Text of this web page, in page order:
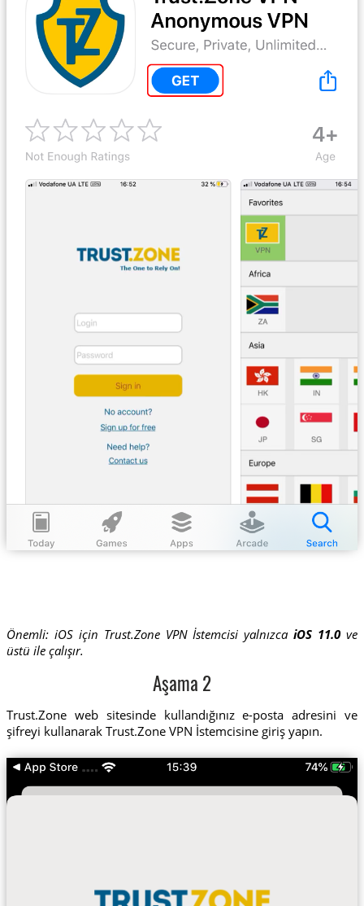
Önemli: iOS için Trust.Zone VPN İstemcisi yalnızcaiOS 11.0ve
üstü ile çalışır.
Aşama 2
Trust.Zone web sitesinde kullandığınız e-posta adresini ve
şifreyi kullanarak Trust.Zone VPN İstemcisine giriş yapın.